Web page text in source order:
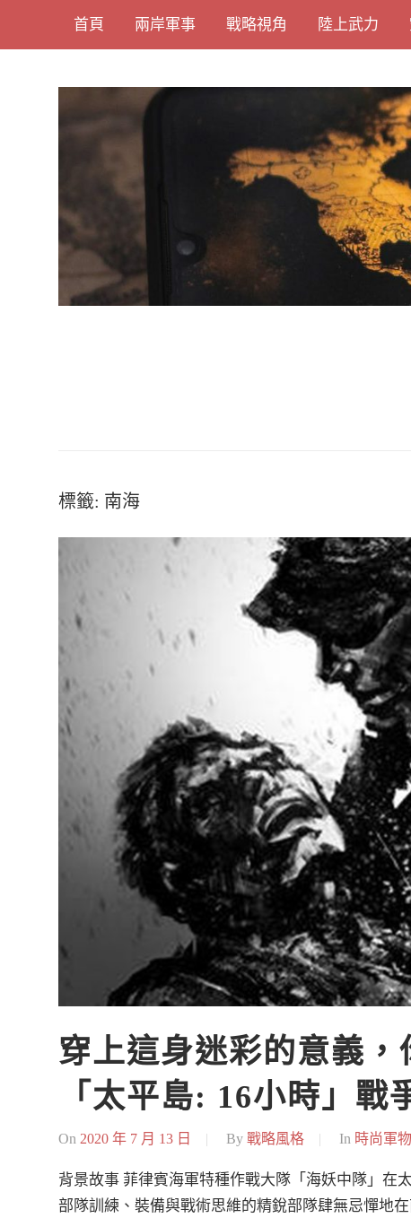
首頁 兩岸軍事 戰略視角 陸上武力
標籤: 南海
穿上這身迷彩的意義
「太平島: 16小時」戰
On 2020 年 7 月 13 日 By 戰略風格 In 時尚軍物
背景故事 菲律賓海軍特種作戰大隊「海妖中隊」在
部隊訓練、裝備與戰術思維的精銳部隊肆無忌憚地